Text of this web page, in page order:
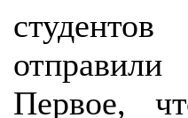
Первое,